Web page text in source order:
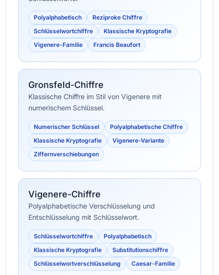
Polyalphabetisch
Reziproke Chiffre
Schlüsselwortchiffre
Klassische Kryptografie
Vigenere-Familie
Francis Beaufort
Gronsfeld-Chiffre
Klassische Chiffre im Stil von Vigenere mit
numerischem Schlüssel.
Numerischer Schlüssel
Polyalphabetische Chiffre
Klassische Kryptografie
Vigenere-Variante
Ziffernverschiebungen
Vigenere-Chiffre
Polyalphabetische Verschlüsselung und
Entschlüsselung mit Schlüsselwort.
Schlüsselwortchiffre
Polyalphabetisch
Klassische Kryptografie
Substitutionschiffre
Schlüsselwortverschlüsselung
Caesar-Familie